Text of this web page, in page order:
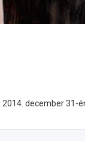
december 31-